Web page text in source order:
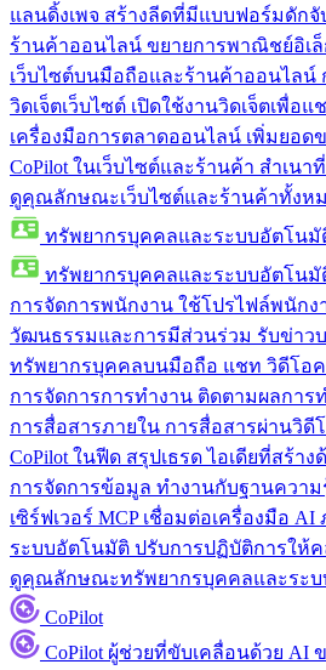
แลนดิ้งเพจ สร้างลีดที่มีแบบฟอร์มดักจั
ร้านค้าออนไลน์ ขยายการพาณิชย์อิเ
เว็บไซต์บนมือถือและร้านค้าออนไลน์
วิดเจ็ตเว็บไซต์ เปิดใช้งานวิดเจ็ตเพื่อ
เครื่องมือการตลาดออนไลน์ เพิ่มยอด
CoPilot ในเว็บไซต์และร้านค้า สำเนา
ดูคุณลักษณะเว็บไซต์และร้านค้าทั้งห
ทรัพยากรบุคคลและระบบอัตโนมั
ทรัพยากรบุคคลและระบบอัตโนมั
การจัดการพนักงาน ใช้โปรไฟล์พนักง
วัฒนธรรมและการมีส่วนร่วม รับข่าว
ทรัพยากรบุคคลบนมือถือ แชท วิดีโอ
การจัดการการทำงาน ติดตามผลการ
การสื่อสารภายใน การสื่อสารผ่านวิดี
CoPilot ในฟีด สรุปเธรด ไอเดียที่สร้า
การจัดการข้อมูล ทำงานกับฐานความ
เซิร์ฟเวอร์ MCP เชื่อมต่อเครื่องมือ
ระบบอัตโนมัติ ปรับการปฏิบัติการให้ค
ดูคุณลักษณะทรัพยากรบุคคลและระ
CoPilot
CoPilot ผู้ช่วยที่ขับเคลื่อนด้วย AI